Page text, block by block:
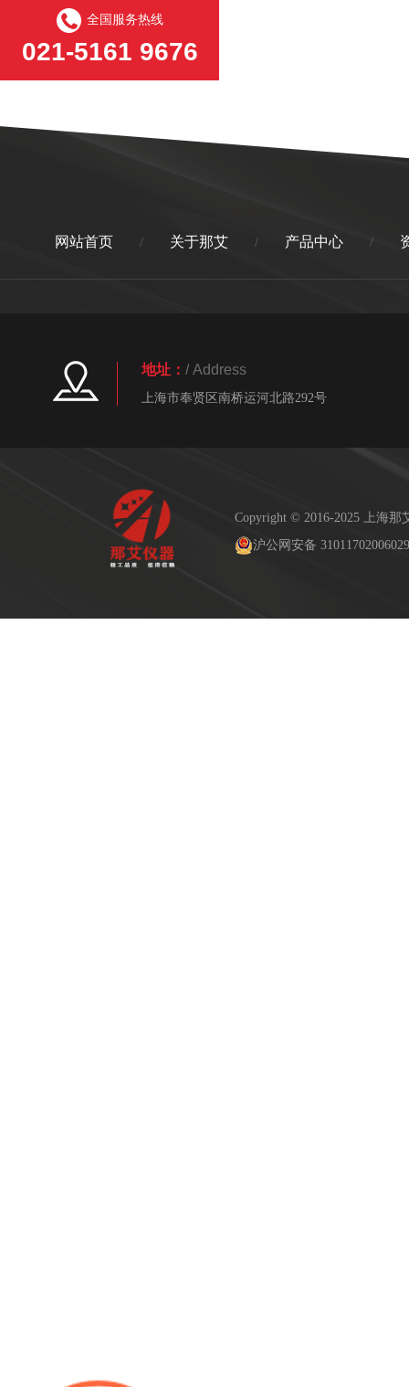
全国服务热线
021-5161 9676
网站首页 / 关于那艾 / 产品中心 /
地址： / Address
上海市奉贤区南桥运河北路292号
Copyright © 2016-2025 上海
沪公网安备